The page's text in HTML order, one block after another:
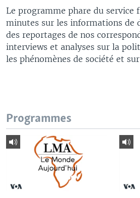
Le programme phare du service
minutes sur les informations de
des reportages de nos
interviews et analyses sur la
les phénomènes de société et
Programmes